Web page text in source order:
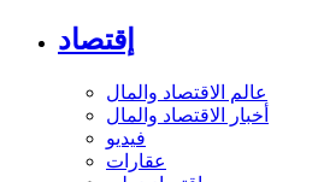
إقتصاد
عالم الاقتصاد والمال
أخبار الاقتصاد والمال
فيديو
عقارات